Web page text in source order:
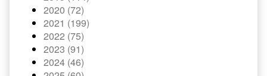
2020 (72)
2021 (199)
2022 (75)
2023 (91)
2024 (46)